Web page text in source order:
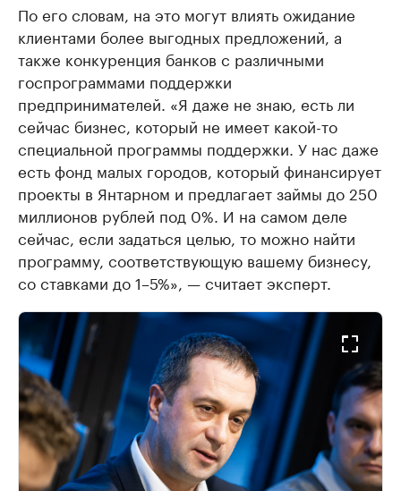
По его словам, на это могут влиять ожидание
клиентами более выгодных предложений, а
также конкуренция банков с различными
госпрограммами поддержки
предпринимателей. «Я даже не знаю, есть ли
сейчас бизнес, который не имеет какой-то
специальной программы поддержки. У нас даже
есть фонд малых городов, который финансирует
проекты в Янтарном и предлагает займы до 250
миллионов рублей под 0%. И на самом деле
сейчас, если задаться целью, то можно найти
программу, соответствующую вашему бизнесу,
со ставками до 1–5%», — считает эксперт.